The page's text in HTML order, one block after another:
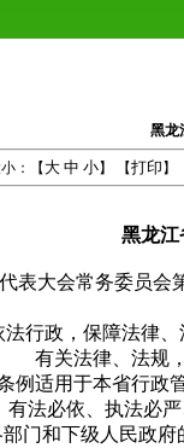
黑龙
：【 大 中 小】 【打印 】
黑龙江
表大会常务委员会
政，保障法律、
有关法律、法规
用于本省行政管
必依、执法必严
和下级人民政府